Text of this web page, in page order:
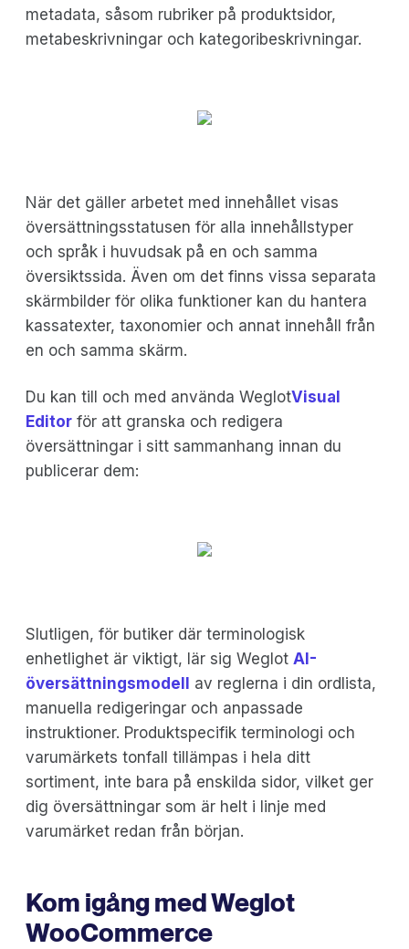
metadata, såsom rubriker på produktsidor,
metabeskrivningar och kategoribeskrivningar.
När det gäller arbetet med innehållet visas
översättningsstatusen för alla innehållstyper
och språk i huvudsak på en och samma
översiktssida. Även om det finns vissa separata
skärmbilder för olika funktioner kan du hantera
kassatexter, taxonomier och annat innehåll från
en och samma skärm.
Du kan till och med använda WeglotVisual
Editor för att granska och redigera
översättningar i sitt sammanhang innan du
publicerar dem:
Slutligen, för butiker där terminologisk
enhetlighet är viktigt, lär sig Weglot AI-
översättningsmodell av reglerna i din ordlista,
manuella redigeringar och anpassade
instruktioner. Produktspecifik terminologi och
varumärkets tonfall tillämpas i hela ditt
sortiment, inte bara på enskilda sidor, vilket ger
dig översättningar som är helt i linje med
varumärket redan från början.
Kom igång med Weglot
WooCommerce